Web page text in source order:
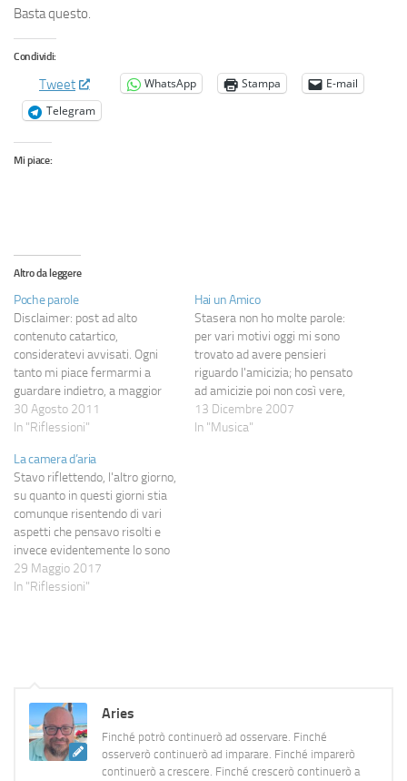
Basta questo.
Condividi:
Tweet WhatsApp Stampa
E-mail
Telegram
Mi piace:
Altro da leggere
Poche parole
Disclaimer: post ad alto
contenuto catartico,
consideratevi avvisati. Ogni
tanto mi piace fermarmi a
guardare indietro, a maggior
ragione dopo aver superato
tanti problemi: non per una
cui, lo ammetto, un po' sono di
natura portato, ma che ormai
si è molto ridotta), bensì per…
30 Agosto 2011
In "Riflessioni"
Hai un Amico
Stasera non ho molte parole:
per vari motivi oggi mi sono
trovato ad avere pensieri
riguardo l'amicizia; ho pensato
ad amicizie poi non così vere,
rovinate dalla falsità di
qualcuno, ho pensato a nuove
13 Dicembre 2007
In "Musica"
La camera d’aria
Stavo riflettendo, l'altro giorno,
su quanto in questi giorni stia
comunque risentendo di vari
aspetti che pensavo risolti e
invece evidentemente lo sono
molto meno: inutile negare che
martedì scorso ha avuto la sua
29 Maggio 2017
In "Riflessioni"
Aries
Finché potrò continuerò ad osservare. Finché
osserverò continuerò ad imparare. Finché imparerò
continuerò a crescere. Finché crescerò continuerò a